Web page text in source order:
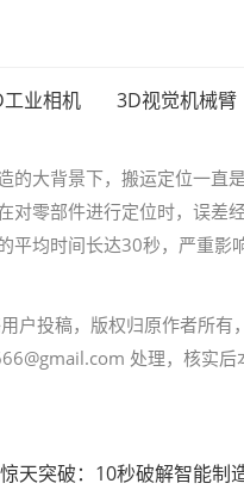
业相机 3D视觉机械臂
的大背景下，搬运定位一
对零部件进行定位时，误
平均时间长达30秒，严重
户投稿，版权归原作者所
处理，核实
天突破：10秒破解智能制